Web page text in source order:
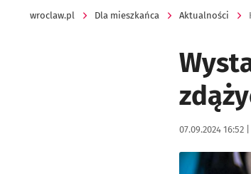
wroclaw.pl Dla mieszkańca Aktualności
Data publikacji:
07.09.2024 16:52 |
Kliknij, aby